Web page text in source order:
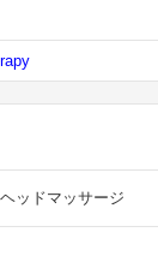
ッドマッサージ